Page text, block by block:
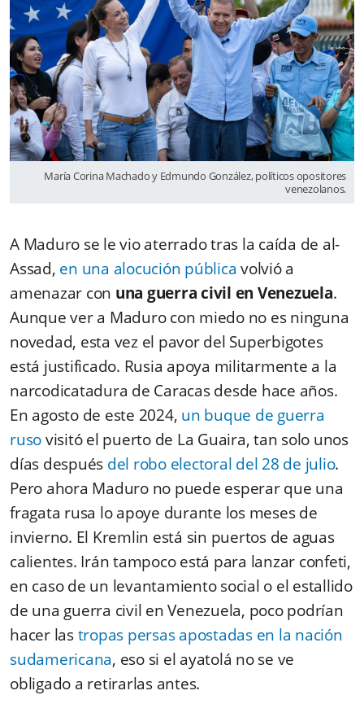
María Corina Machado y Edmundo González, políticos opositores
venezolanos.
A Maduro se le vio aterrado tras la caída de al-
Assad, en una alocución pública volvió a
amenazar con una guerra civil en Venezuela.
Aunque ver a Maduro con miedo no es ninguna
novedad, esta vez el pavor del Superbigotes
está justificado. Rusia apoya militarmente a la
narcodicatadura de Caracas desde hace años.
En agosto de este 2024, un buque de guerra
rusovisitó el puerto de La Guaira, tan solo unos
días después del robo electoral del 28 de julio.
Pero ahora Maduro no puede esperar que una
fragata rusa lo apoye durante los meses de
invierno. El Kremlin está sin puertos de aguas
calientes. Irán tampoco está para lanzar confeti,
en caso de un levantamiento social o el estallido
de una guerra civil en Venezuela, poco podrían
hacer lastropas persas apostadas en la nación
sudamericana, eso si el ayatolá no se ve
obligado a retirarlas antes.